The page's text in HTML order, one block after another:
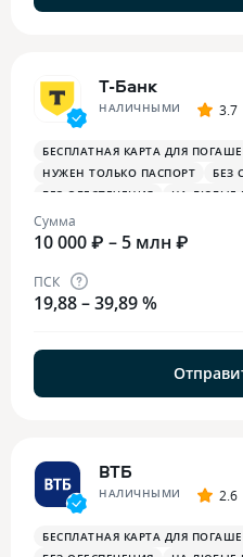
Т-Банк
НАЛИЧНЫМИ 3.7
БЕСПЛАТНАЯ КАРТА ДЛЯ
НУЖЕН ТОЛЬКО ПАСПОРТ
БЕЗ
БЕЗ ОБЕСПЕЧЕНИЯ
НА ЛЮБЫЕ
Сумма
10 000 ₽ – 5 млн ₽
ПСК
19,88 – 39,89 %
ВТБ
НАЛИЧНЫМИ 2.6
БЕСПЛАТНАЯ КАРТА ДЛЯ